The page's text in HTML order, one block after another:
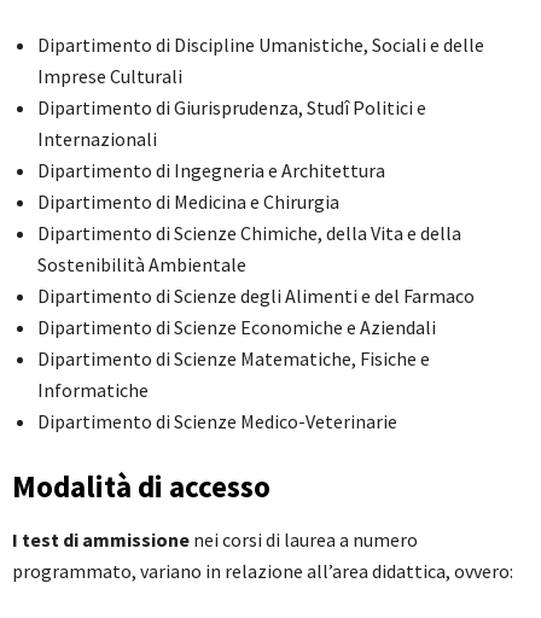
Dipartimento di Discipline Umanistiche, Sociali e delle
Imprese Culturali
Dipartimento di Giurisprudenza, Studî Politici e
Internazionali
Dipartimento di Ingegneria e Architettura
Dipartimento di Medicina e Chirurgia
Dipartimento di Scienze Chimiche, della Vita e della
Sostenibilità Ambientale
Dipartimento di Scienze degli Alimenti e del Farmaco
Dipartimento di Scienze Economiche e Aziendali
Dipartimento di Scienze Matematiche, Fisiche e
Informatiche
Dipartimento di Scienze Medico-Veterinarie
Modalità di accesso
I test di ammissione nei corsi di laurea a numero
programmato, variano in relazione all’area didattica, ovvero: